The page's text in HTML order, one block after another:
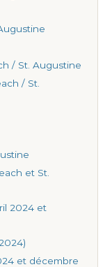
/ St. Augustine
/ St.
et St.
2024 et
et décembre